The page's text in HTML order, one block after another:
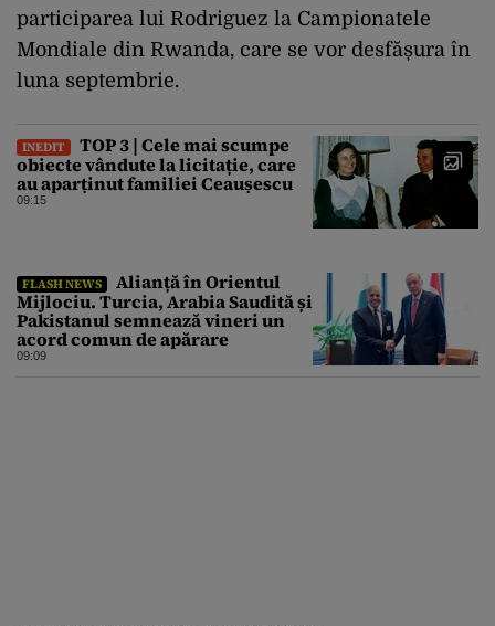
participarea lui Rodriguez la Campionatele
Mondiale din Rwanda, care se vor desfășura în
luna septembrie.
INEDIT
TOP 3 | Cele mai scumpe
obiecte vândute la licitație, care
au aparținut familiei Ceaușescu
09:15
FLASH NEWS
Alianță în Orientul
Mijlociu. Turcia, Arabia Saudită și
Pakistanul semnează vineri un
acord comun de apărare
09:09